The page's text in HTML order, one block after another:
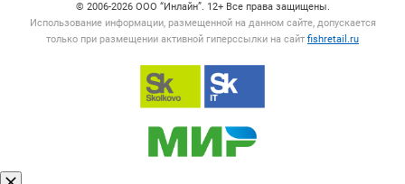
© 2006‑2026 ООО “Инлайн”. 12+ Все права защищены.
Использование информации, размещенной на данном сайте, допускается
только при размещении активной гиперссылки на сайт fishretail.ru